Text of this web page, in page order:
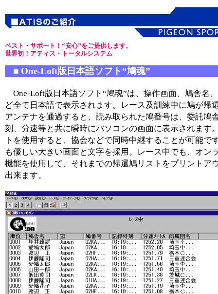
ベスト・サポート！“安心”をご提供します。
世界初！アティス・トータルシステム
■ One-Loft版日本語ソフト“鳩魂”
One-Loft版日本語ソフト“鳩魂”は、操作画面、鳩舎名
ど全て日本語で表示されます。レース及訓練中に鳩が帰
アンテナを通過すると、読み取られた鳩番号は、委託鳩
刻、分速等と共に瞬時にパソコンの画面に表示されます
トを使用すると、協会などで同時中継することが可能で
も優しい大きい画面と文字を採用。レース中でも、オン
機能を使用して、それまでの帰還鳩リストをプリントア
出来ます。